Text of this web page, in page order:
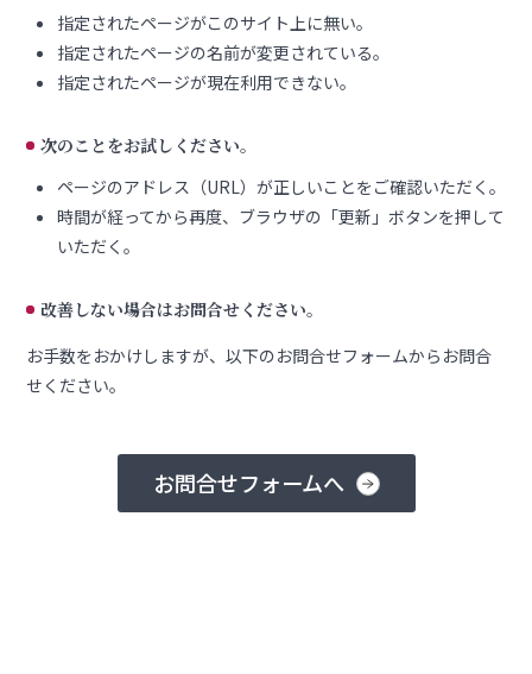
指定されたページがこのサイト上に無い。
指定されたページの名前が変更されている。
指定されたページが現在利用できない。
次のことをお試しください。
ページのアドレス（URL）が正しいことをご確認いただく。
時間が経ってから再度、ブラウザの「更新」ボタンを押して
いただく。
改善しない場合はお問合せください。
お手数をおかけしますが、以下のお問合せフォームからお問合
せください。
お問合せフォームへ